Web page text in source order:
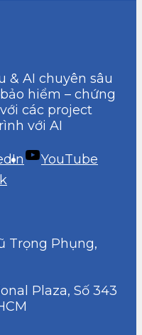
& AI chuyên sâu
hiểm – chứng
các project
với AI
YouTube
Trọng Phụng,
Plaza, Số 343